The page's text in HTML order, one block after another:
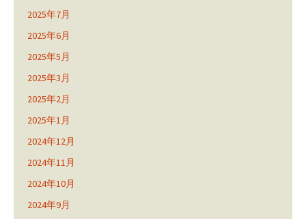
2025年7月
2025年6月
2025年5月
2025年3月
2025年2月
2025年1月
2024年12月
2024年11月
2024年10月
2024年9月